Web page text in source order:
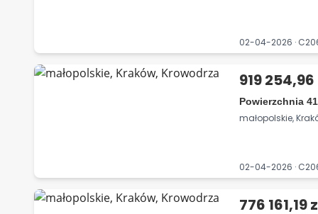
02-04-2026 ·
919 254,96
Powierzchnia
małopolskie,
02-04-2026 ·
776 161,19